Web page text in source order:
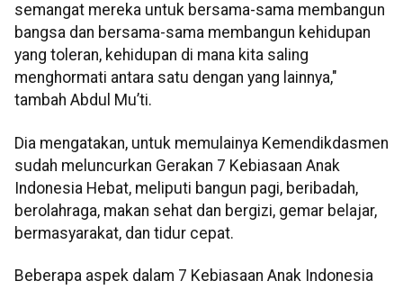
semangat mereka untuk bersama-sama membangun
bangsa dan bersama-sama membangun kehidupan
yang toleran, kehidupan di mana kita saling
menghormati antara satu dengan yang lainnya,"
tambah Abdul Mu’ti.
Dia mengatakan, untuk memulainya Kemendikdasmen
sudah meluncurkan Gerakan 7 Kebiasaan Anak
Indonesia Hebat, meliputi bangun pagi, beribadah,
berolahraga, makan sehat dan bergizi, gemar belajar,
bermasyarakat, dan tidur cepat.
Beberapa aspek dalam 7 Kebiasaan Anak Indonesia